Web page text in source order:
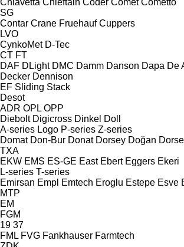
SG
Contar Crane Fruehauf Cuppers
LVO
CynkoMet D-Tec
CT FT
DAF DLight DMC Damm Danson Dapa De
Decker Dennison
EF Sliding Stack
Desot
ADR OPL OPP
Diebolt Digicross Dinkel Doll
A-series Logo P-series Z-series
Domat Don-Bur Donat Dorsey Doğan Dorse
TXA
EKW EMS ES-GE East Ebert Eggers Ekeri
L-series T-series
Emirsan Empl Emtech Eroglu Estepe Esve
MTP
EM
FGM
19 37
FML FVG Fankhauser Farmtech